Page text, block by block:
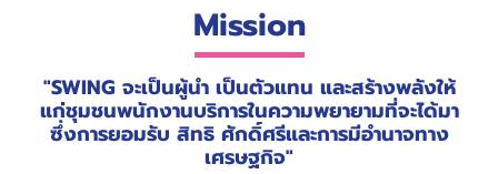
Mission
"SWING จะเป็นผู้นำ เป็นตัวแทน และสร้างพลังให้
แก่ชุมชนพนักงานบริการในความพยายามที่จะได้มา
ซึ่งการยอมรับ สิทธิ ศักดิ์ศรีและการมีอำนาจทาง
เศรษฐกิจ"